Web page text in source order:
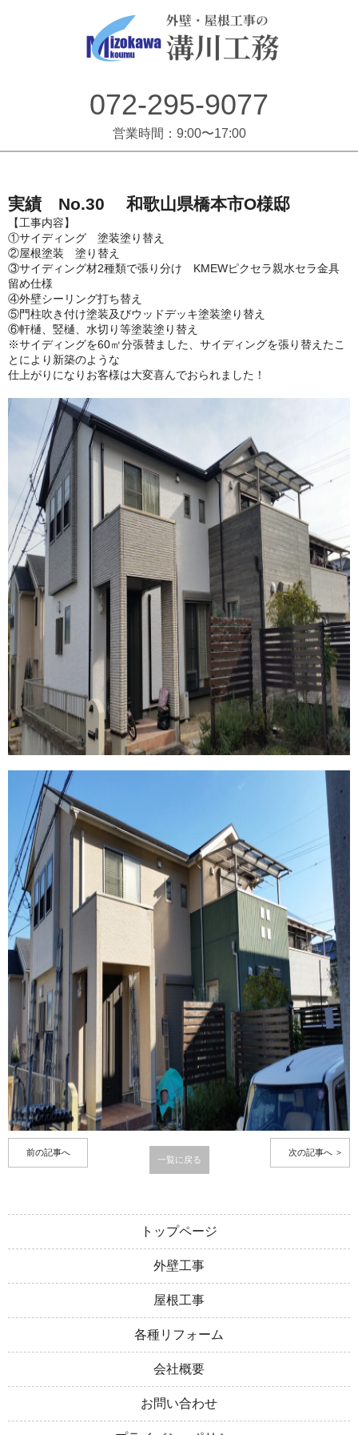
072-295-9077
営業時間：9:00〜17:00
実績 No.30 和歌山県橋本市O様邸
【工事内容】
①サイディング 塗装塗り替え
②屋根塗装 塗り替え
③サイディング材2種類で張り分け KMEWピクセラ親水セラ金具
留め仕様
④外壁シーリング打ち替え
⑤門柱吹き付け塗装及びウッドデッキ塗装塗り替え
⑥軒樋、竪樋、水切り等塗装塗り替え
※サイディングを60㎡分張替ました、サイディングを張り替えたこ
とにより新築のような
仕上がりになりお客様は大変喜んでおられました！
前の記事へ
一覧に戻る
次の記事へ
トップページ
外壁工事
屋根工事
各種リフォーム
会社概要
お問い合わせ